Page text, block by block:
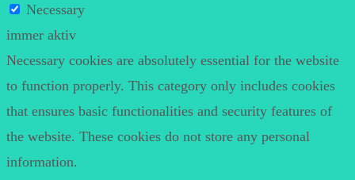
Necessary
immer aktiv
Necessary cookies are absolutely essential for the website
to function properly. This category only includes cookies
that ensures basic functionalities and security features of
the website. These cookies do not store any personal
information.